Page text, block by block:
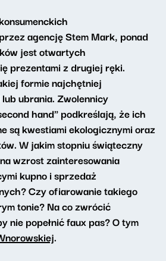
agencję Stem Mark, ponad
jest otwartych
prezentami z drugiej ręki.
formie najchętniej
ubrania. Zwolennicy
hand" podkreślają, że ich
są kwestiami ekologicznymi oraz
W jakim stopniu świąteczny
wzrost zainteresowania
kupno i sprzedaż
Czy ofiarowanie takiego
tonie? Na co zwrócić
nie popełnić faux pas? O tym
.